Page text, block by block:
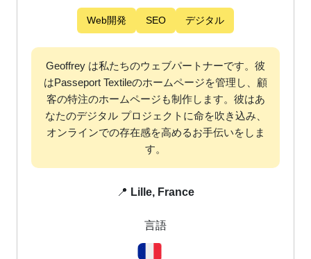
📍 Lille, France
言語
Web開発 SEO デジタル
Geoffrey は私たちのウェブパートナーです。彼
はPasseport Textileのホームページを管理し、顧
客の特注のホームページも制作します。彼はあ
なたのデジタル プロジェクトに命を吹き込み、
オンラインでの存在感を高めるお手伝いをしま
す。